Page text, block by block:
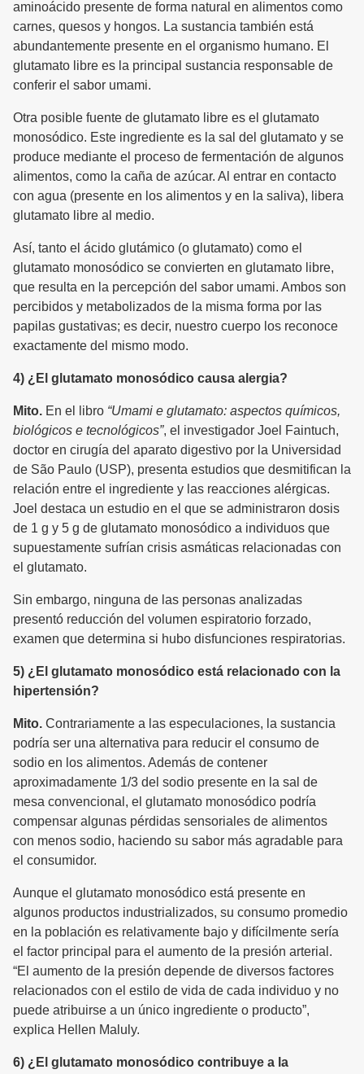
aminoácido presente de forma natural en alimentos como
carnes, quesos y hongos. La sustancia también está
abundantemente presente en el organismo humano. El
glutamato libre es la principal sustancia responsable de
conferir el sabor umami.
Otra posible fuente de glutamato libre es el glutamato
monosódico. Este ingrediente es la sal del glutamato y se
produce mediante el proceso de fermentación de algunos
alimentos, como la caña de azúcar. Al entrar en contacto
con agua (presente en los alimentos y en la saliva), libera
glutamato libre al medio.
Así, tanto el ácido glutámico (o glutamato) como el
glutamato monosódico se convierten en glutamato libre,
que resulta en la percepción del sabor umami. Ambos son
percibidos y metabolizados de la misma forma por las
papilas gustativas; es decir, nuestro cuerpo los reconoce
exactamente del mismo modo.
4) ¿El glutamato monosódico causa alergia?
Mito. En el libro “Umami e glutamato: aspectos químicos,
biológicos e tecnológicos”, el investigador Joel Faintuch,
doctor en cirugía del aparato digestivo por la Universidad
de São Paulo (USP), presenta estudios que desmitifican la
relación entre el ingrediente y las reacciones alérgicas.
Joel destaca un estudio en el que se administraron dosis
de 1 g y 5 g de glutamato monosódico a individuos que
supuestamente sufrían crisis asmáticas relacionadas con
el glutamato.
Sin embargo, ninguna de las personas analizadas
presentó reducción del volumen espiratorio forzado,
examen que determina si hubo disfunciones respiratorias.
5) ¿El glutamato monosódico está relacionado con la
hipertensión?
Mito. Contrariamente a las especulaciones, la sustancia
podría ser una alternativa para reducir el consumo de
sodio en los alimentos. Además de contener
aproximadamente 1/3 del sodio presente en la sal de
mesa convencional, el glutamato monosódico podría
compensar algunas pérdidas sensoriales de alimentos
con menos sodio, haciendo su sabor más agradable para
el consumidor.
Aunque el glutamato monosódico está presente en
algunos productos industrializados, su consumo promedio
en la población es relativamente bajo y difícilmente sería
el factor principal para el aumento de la presión arterial.
“El aumento de la presión depende de diversos factores
relacionados con el estilo de vida de cada individuo y no
puede atribuirse a un único ingrediente o producto”,
explica Hellen Maluly.
6) ¿El glutamato monosódico contribuye a la